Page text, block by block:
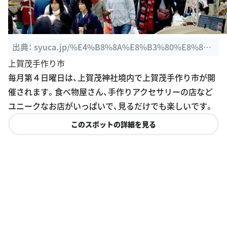
出典： syuca.jp/%E4%B8%8A%E8%B3%80%E8%8
C%82%E6%89%8B%E3%81%A5%E3%81%8F%E3%
82%8A%E5%B8%82%E3%81%AB%E8%A1%8C%E
3%81%A3%E3%81%A6%E3%81%8D%E3%81%BE%
E3%81%97%E3%81%9F%E3%80%82-%EF%BC%8
上賀茂手作り市
毎月第４日曜日は、上賀茂神社境内で上賀茂手作り市が開
催されます。食べ物屋さん、手作りアクセサリーの店など
ユニークなお店がいっぱいで、見るだけでも楽しいです。
このスポットの詳細を見る